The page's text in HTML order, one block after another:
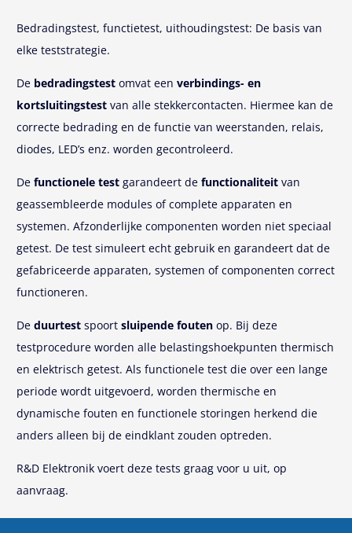
Bedradingstest, functietest, uithoudingstest: De basis van
elke teststrategie.
De bedradingstest omvat een verbindings- en
kortsluitingstest van alle stekkercontacten. Hiermee kan de
correcte bedrading en de functie van weerstanden, relais,
diodes, LED’s enz. worden gecontroleerd.
De functionele test garandeert de functionaliteit van
geassembleerde modules of complete apparaten en
systemen. Afzonderlijke componenten worden niet speciaal
getest. De test simuleert echt gebruik en garandeert dat de
gefabriceerde apparaten, systemen of componenten correct
functioneren.
De duurtest spoort sluipende fouten op. Bij deze
testprocedure worden alle belastingshoekpunten thermisch
en elektrisch getest. Als functionele test die over een lange
periode wordt uitgevoerd, worden thermische en
dynamische fouten en functionele storingen herkend die
anders alleen bij de eindklant zouden optreden.
R&D Elektronik voert deze tests graag voor u uit, op
aanvraag.